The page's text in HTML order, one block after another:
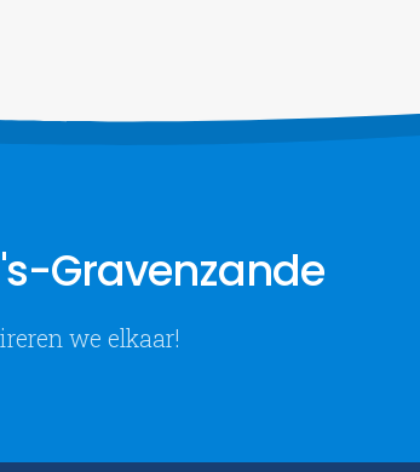
Gravenzande
we elkaar!